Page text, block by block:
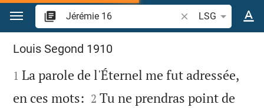
Aller vers contenu
Recherche d'un
LSG
Jérémie 16
Louis Segond 1910

1 La parole de l'Éternel me fut adressée,
en ces mots: 

2 Tu ne prendras point de